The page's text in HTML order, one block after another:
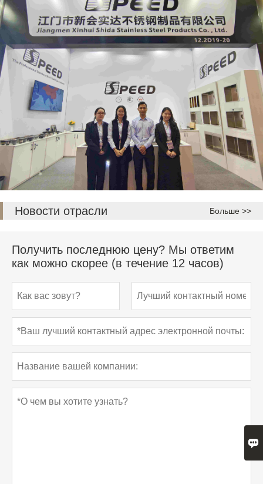
Новости отрасли Больше >>
Получить последнюю цену? Мы ответим
как можно скорее (в течение 12 часов)
